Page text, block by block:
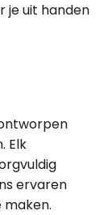
je uit handen
Elk
ervaren
maken.